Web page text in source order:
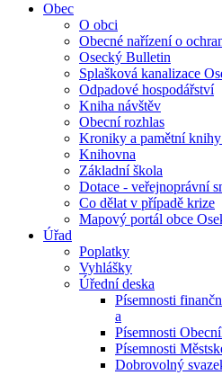
Obec
O obci
Obecné nařízení o
Osecký Bulletin
Splašková kanalizace
Odpadové hospodářství
Kniha návštěv
Obecní rozhlas
Kroniky a pamětní
Knihovna
Základní škola
Dotace - veřejnoprávní
Co dělat v případě krize
Mapový portál obce
Úřad
Poplatky
Vyhlášky
Úřední deska
Písemnosti
a
Písemnosti
Písemnosti
Dobrovolný